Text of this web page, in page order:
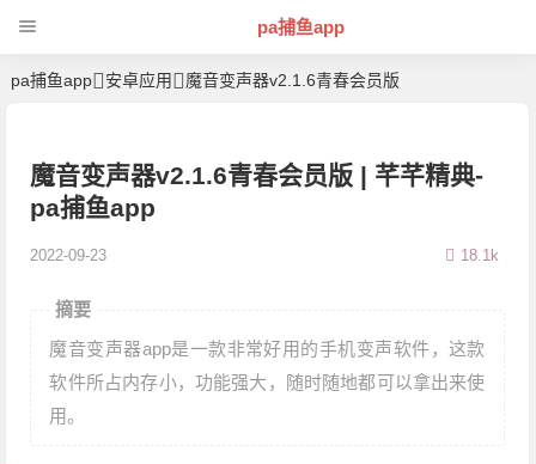
pa捕鱼app
pa捕鱼app 安卓应用 魔音变声器v2.1.6青春会员版
魔音变声器v2.1.6青春会员版 | 芊芊精典-
pa捕鱼app
2022-09-23 18.1k
摘要
魔音变声器app是一款非常好用的手机变声软件，这款
软件所占内存小，功能强大，随时随地都可以拿出来使
用。